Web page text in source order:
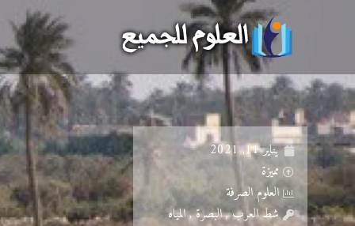
يناير 11, 2021
مميزة
العلوم الصرفة
شط العرب , البصرة , المياه